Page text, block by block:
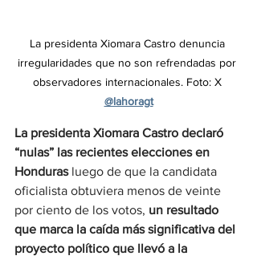
La presidenta Xiomara Castro denuncia
irregularidades que no son refrendadas por
observadores internacionales. Foto: X
@lahoragt
La presidenta Xiomara Castro declaró
“nulas” las recientes elecciones en
Honduras luego de que la candidata
oficialista obtuviera menos de veinte
por ciento de los votos, un resultado
que marca la caída más significativa del
proyecto político que llevó a la